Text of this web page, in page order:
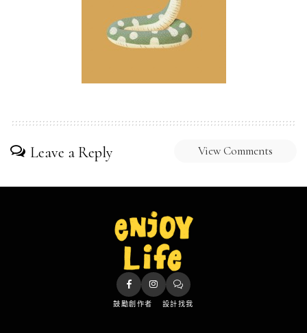
Leave a Reply View Comments
鼓勵創作者 設計找我